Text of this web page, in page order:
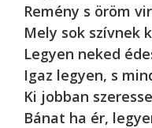
Remény s öröm
Mely sok szívnek
Legyen neked
Igaz legyen, s
Ki jobban
Bánat ha ér,